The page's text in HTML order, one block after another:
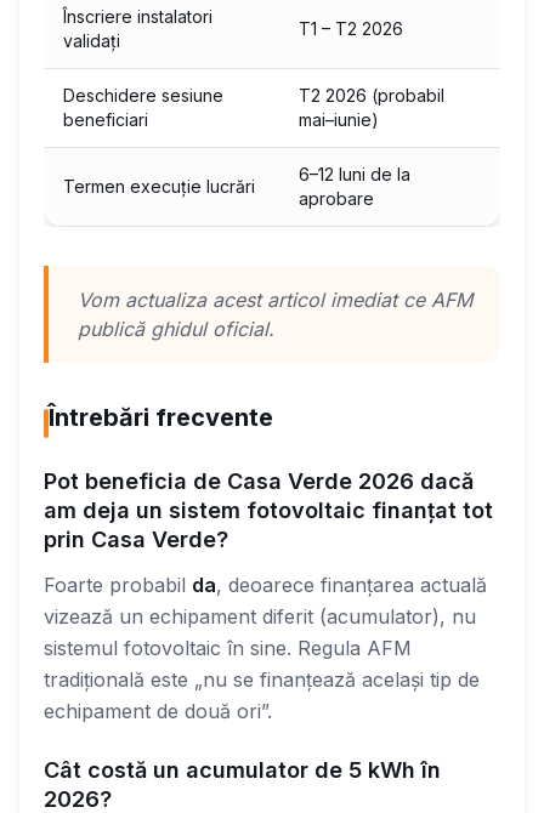
Înscriere instalatori
validați
T1 – T2 2026
Deschidere sesiune
beneficiari
T2 2026 (probabil
mai–iunie)
Termen execuție lucrări
6–12 luni de la
aprobare
Vom actualiza acest articol imediat ce AFM
publică ghidul oficial.
Întrebări frecvente
Pot beneficia de Casa Verde 2026 dacă
am deja un sistem fotovoltaic finanțat tot
prin Casa Verde?
Foarte probabil da, deoarece finanțarea actuală
vizează un echipament diferit (acumulator), nu
sistemul fotovoltaic în sine. Regula AFM
tradițională este „nu se finanțează același tip de
echipament de două ori”.
Cât costă un acumulator de 5 kWh în
2026?